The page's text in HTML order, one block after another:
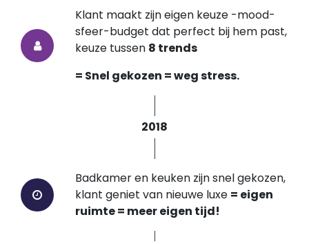
Klant maakt zijn eigen keuze -mood-
sfeer-budget dat perfect bij hem past,
keuze tussen 8 trends
= Snel gekozen = weg stress.
2018
Badkamer en keuken zijn snel gekozen,
klant geniet van nieuwe luxe = eigen
ruimte = meer eigen tijd!